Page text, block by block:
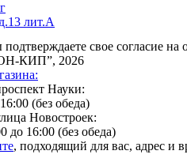
лит.А
свое согласие
КИП”, 2026
Науки:
(без обеда)
Новостроек:
до 16:00 (без обеда)
, подходящий для вас, адрес и